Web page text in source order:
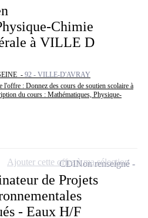
Chimie
à VILLE D
- 92 - VILLE-D'AVRAY
: Donnez des cours de soutien scolaire à
du cours : Mathématiques, Physique-
de Projets
- Eaux H/F
CDINon renseigné
Ajouter cette offre à ma sélection